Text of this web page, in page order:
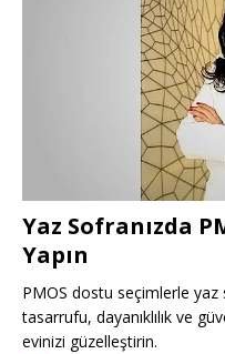
Yaz Sofranızda
Yapın
PMOS dostu seçimlerle yaz
tasarrufu, dayanıklılık ve
evinizi güzelleştirin.